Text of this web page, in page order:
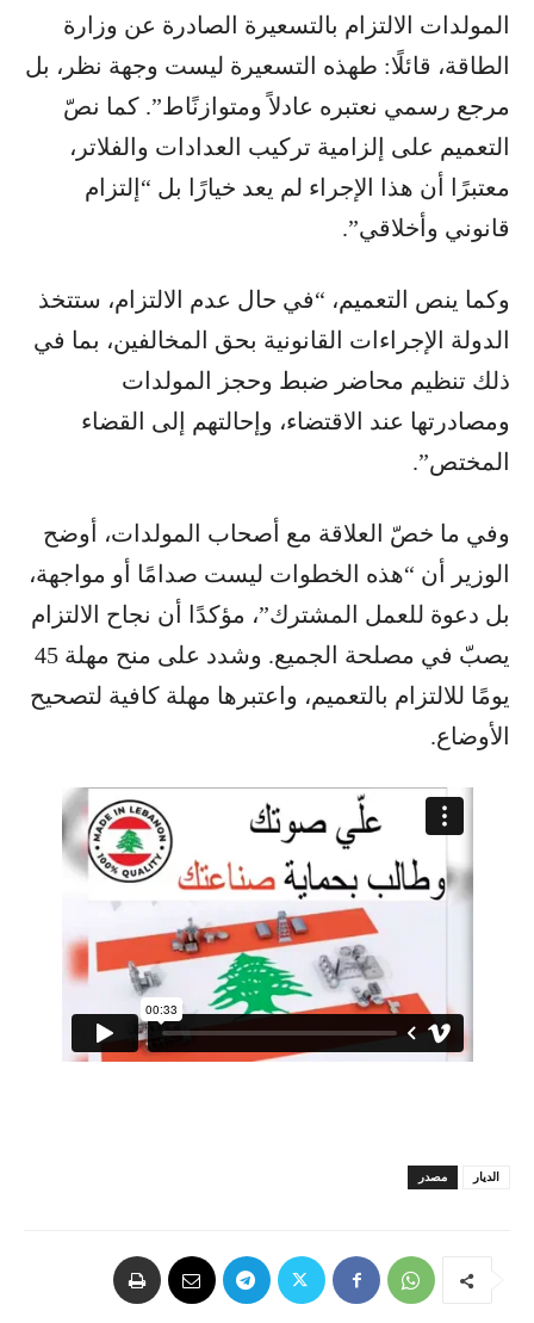
المولدات الالتزام بالتسعيرة الصادرة عن وزارة
الطاقة، قائلًا: طهذه التسعيرة ليست وجهة نظر، بل
مرجع رسمي نعتبره عادلاً ومتوازنًاط”. كما نصّ
التعميم على إلزامية تركيب العدادات والفلاتر،
معتبرًا أن هذا الإجراء لم يعد خيارًا بل “إلتزام
قانوني وأخلاقي”.
وكما ينص التعميم، “في حال عدم الالتزام، ستتخذ
الدولة الإجراءات القانونية بحق المخالفين، بما في
ذلك تنظيم محاضر ضبط وحجز المولدات
ومصادرتها عند الاقتضاء، وإحالتهم إلى القضاء
المختص”.
وفي ما خصّ العلاقة مع أصحاب المولدات، أوضح
الوزير أن “هذه الخطوات ليست صدامًا أو مواجهة،
بل دعوة للعمل المشترك”، مؤكدًا أن نجاح الالتزام
يصبّ في مصلحة الجميع. وشدد على منح مهلة 45
يومًا للالتزام بالتعميم، واعتبرها مهلة كافية لتصحيح
الأوضاع.
مصدر الديار